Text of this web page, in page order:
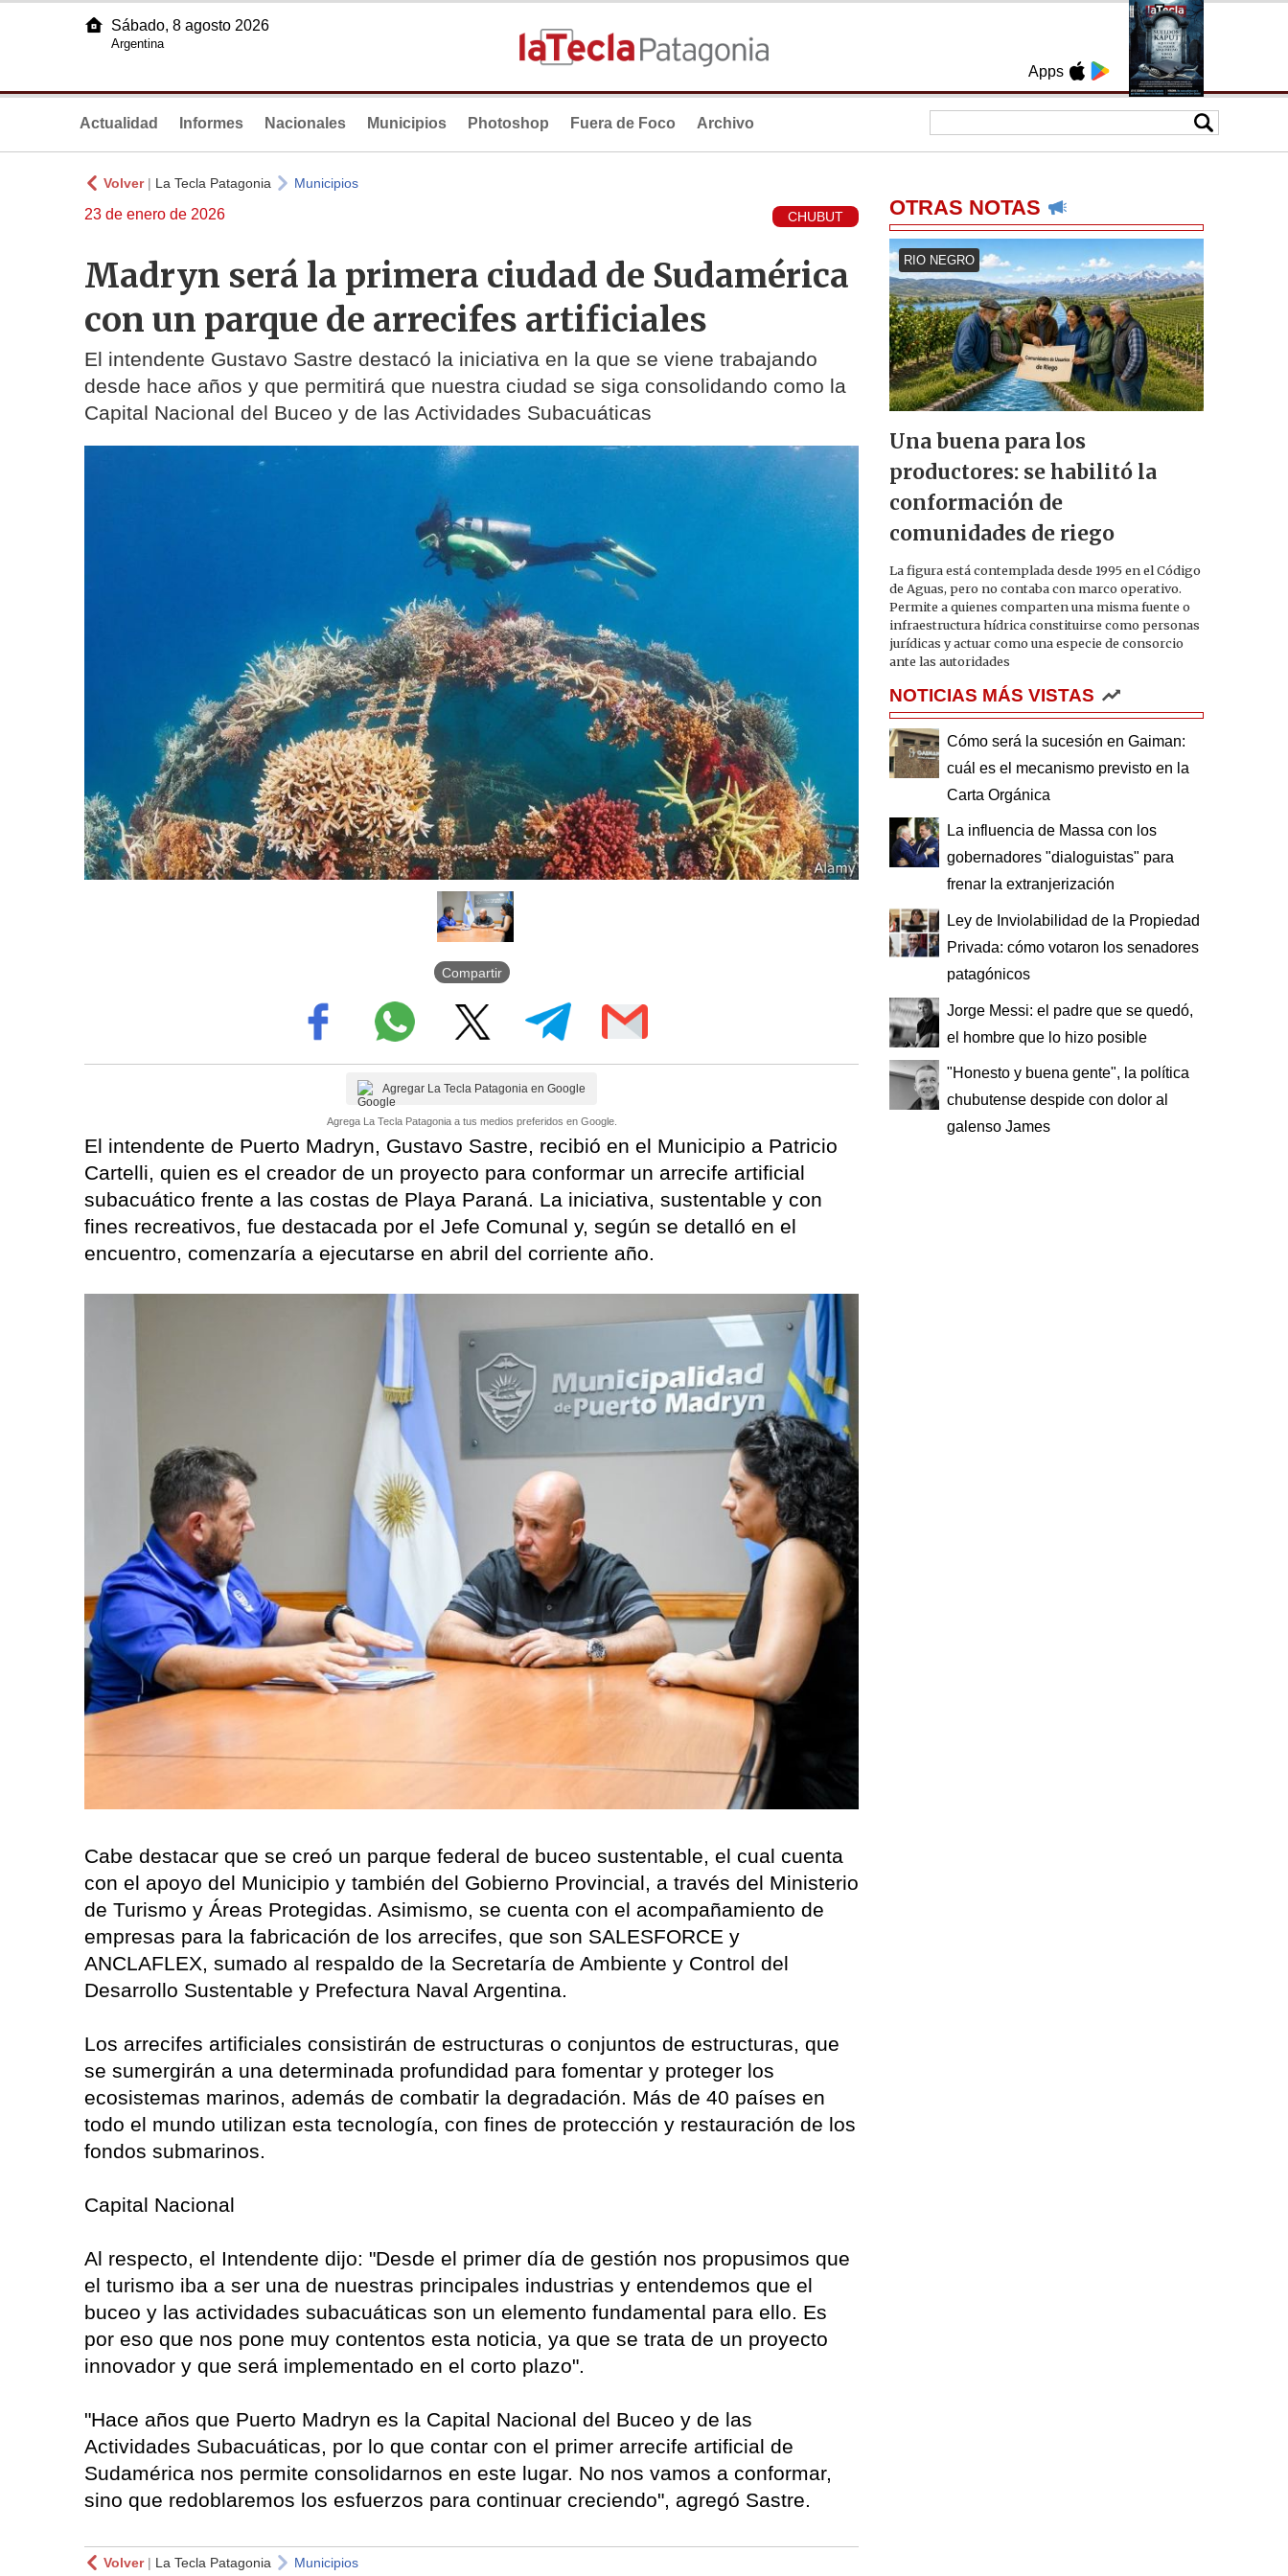
Apps
Sábado, 8 agosto 2026
Argentina
Actualidad Informes Nacionales Municipios Photoshop Fuera de Foco Archivo
Volver| La Tecla Patagonia Municipios
23 de enero de 2026 CHUBUT
Madryn será la primera ciudad de Sudamérica
con un parque de arrecifes artificiales
El intendente Gustavo Sastre destacó la iniciativa en la que se viene trabajando
desde hace años y que permitirá que nuestra ciudad se siga consolidando como la
Capital Nacional del Buceo y de las Actividades Subacuáticas
Compartir
Agregar La Tecla Patagonia en Google
Agrega La Tecla Patagonia a tus medios preferidos en Google.
El intendente de Puerto Madryn, Gustavo Sastre, recibió en el Municipio a Patricio
Cartelli, quien es el creador de un proyecto para conformar un arrecife artificial
subacuático frente a las costas de Playa Paraná. La iniciativa, sustentable y con
fines recreativos, fue destacada por el Jefe Comunal y, según se detalló en el
encuentro, comenzaría a ejecutarse en abril del corriente año.
Cabe destacar que se creó un parque federal de buceo sustentable, el cual cuenta
con el apoyo del Municipio y también del Gobierno Provincial, a través del Ministerio
de Turismo y Áreas Protegidas. Asimismo, se cuenta con el acompañamiento de
empresas para la fabricación de los arrecifes, que son SALESFORCE y
ANCLAFLEX, sumado al respaldo de la Secretaría de Ambiente y Control del
Desarrollo Sustentable y Prefectura Naval Argentina.
Los arrecifes artificiales consistirán de estructuras o conjuntos de estructuras, que
se sumergirán a una determinada profundidad para fomentar y proteger los
ecosistemas marinos, además de combatir la degradación. Más de 40 países en
todo el mundo utilizan esta tecnología, con fines de protección y restauración de los
fondos submarinos.
Capital Nacional
Al respecto, el Intendente dijo: "Desde el primer día de gestión nos propusimos que
el turismo iba a ser una de nuestras principales industrias y entendemos que el
buceo y las actividades subacuáticas son un elemento fundamental para ello. Es
por eso que nos pone muy contentos esta noticia, ya que se trata de un proyecto
innovador y que será implementado en el corto plazo".
"Hace años que Puerto Madryn es la Capital Nacional del Buceo y de las
Actividades Subacuáticas, por lo que contar con el primer arrecife artificial de
Sudamérica nos permite consolidarnos en este lugar. No nos vamos a conformar,
sino que redoblaremos los esfuerzos para continuar creciendo", agregó Sastre.
Volver| La Tecla Patagonia Municipios
OTRAS NOTAS
RIO NEGRO
Una buena para los
productores: se habilitó la
conformación de
comunidades de riego
La figura está contemplada desde 1995 en el Código
de Aguas, pero no contaba con marco operativo.
Permite a quienes comparten una misma fuente o
infraestructura hídrica constituirse como personas
jurídicas y actuar como una especie de consorcio
ante las autoridades
NOTICIAS MÁS VISTAS
Cómo será la sucesión en Gaiman:
cuál es el mecanismo previsto en la
Carta Orgánica
La influencia de Massa con los
gobernadores "dialoguistas" para
frenar la extranjerización
Ley de Inviolabilidad de la Propiedad
Privada: cómo votaron los senadores
patagónicos
Jorge Messi: el padre que se quedó,
el hombre que lo hizo posible
"Honesto y buena gente", la política
chubutense despide con dolor al
galenso James